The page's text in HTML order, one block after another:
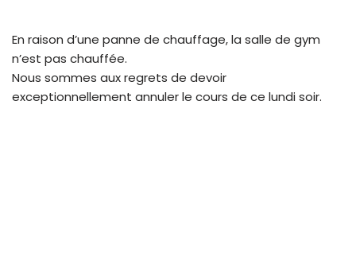
En raison d’une panne de chauffage, la salle de gym
n’est pas chauffée.
Nous sommes aux regrets de devoir
exceptionnellement annuler le cours de ce lundi soir.